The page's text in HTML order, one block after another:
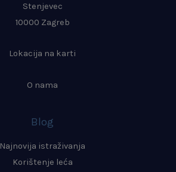
Stenjevec
10000 Zagreb
Lokacija na karti
O nama
Blog
Najnovija istraživanja
Korištenje leća